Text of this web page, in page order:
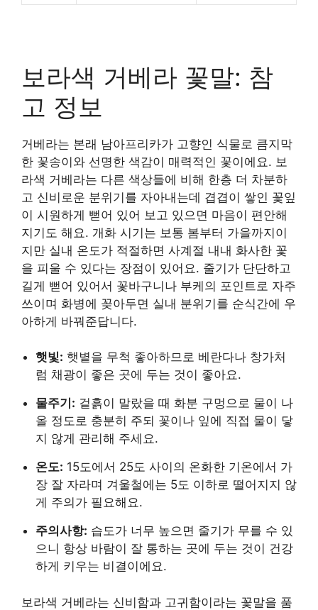
보라색 거베라 꽃말: 참
고 정보
거베라는 본래 남아프리카가 고향인 식물로 큼지막
한 꽃송이와 선명한 색감이 매력적인 꽃이에요. 보
라색 거베라는 다른 색상들에 비해 한층 더 차분하
고 신비로운 분위기를 자아내는데 겹겹이 쌓인 꽃잎
이 시원하게 뻗어 있어 보고 있으면 마음이 편안해
지기도 해요. 개화 시기는 보통 봄부터 가을까지이
지만 실내 온도가 적절하면 사계절 내내 화사한 꽃
을 피울 수 있다는 장점이 있어요. 줄기가 단단하고
길게 뻗어 있어서 꽃바구니나 부케의 포인트로 자주
쓰이며 화병에 꽂아두면 실내 분위기를 순식간에 우
아하게 바꿔준답니다.
햇빛: 햇볕을 무척 좋아하므로 베란다나 창가처
럼 채광이 좋은 곳에 두는 것이 좋아요.
물주기: 겉흙이 말랐을 때 화분 구멍으로 물이 나
올 정도로 충분히 주되 꽃이나 잎에 직접 물이 닿
지 않게 관리해 주세요.
온도: 15도에서 25도 사이의 온화한 기온에서 가
장 잘 자라며 겨울철에는 5도 이하로 떨어지지 않
게 주의가 필요해요.
주의사항: 습도가 너무 높으면 줄기가 무를 수 있
으니 항상 바람이 잘 통하는 곳에 두는 것이 건강
하게 키우는 비결이에요.
보라색 거베라는 신비함과 고귀함이라는 꽃말을 품